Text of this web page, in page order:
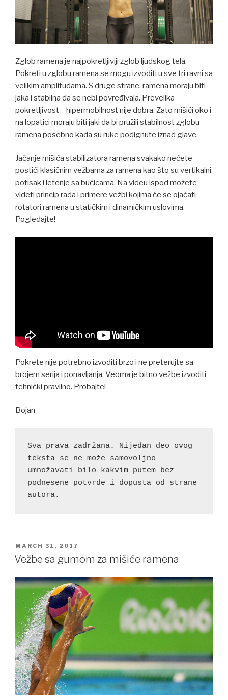
Zglob ramena je najpokretljiviji zglob ljudskog tela.
Pokreti u zglobu ramena se mogu izvoditi u sve tri ravni sa
velikim amplitudama. S druge strane, ramena moraju biti
jaka i stabilna da se nebi povređivala. Prevelika
pokretljivost – hipermobilnost nije dobra. Zato mišići oko i
na lopatici moraju biti jaki da bi pružili stabilnost zglobu
ramena posebno kada su ruke podignute iznad glave.
Jačanje mišića stabilizatora ramena svakako nećete
postići klasičnim vežbama za ramena kao što su vertikalni
potisak i letenje sa bučicama. Na videu ispod možete
videti princip rada i primere vežbi kojima će se ojačati
rotatori ramena u statičkim i dinamičkim uslovima.
Pogledajte!
Pokrete nije potrebno izvoditi brzo i ne preterujte sa
brojem serija i ponavljanja. Veoma je bitno vežbe izvoditi
tehnički pravilno. Probajte!
Bojan
Sva prava zadržana. Nijedan deo ovog
teksta se ne može samovoljno
umnožavati bilo kakvim putem bez
podnesene potvrde i dopusta od strane
autora.
POSTED
ON
MARCH 31, 2017
Vežbe sa gumom za mišiće ramena